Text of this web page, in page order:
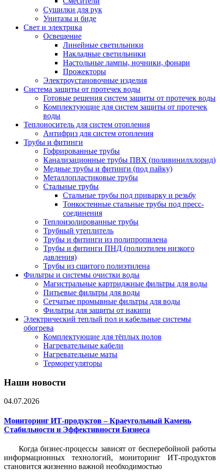
Сушилки для рук
Унитазы и биде
Свет и электрика
Освещение
Линейные светильники
Накладные светильники
Настольные лампы, ночники, фонари
Прожекторы
Электроустановочные изделия
Система защиты от протечек воды
Готовые решения систем защиты от протечек воды
Комплектующие для систем защиты от протечек
воды
Теплоноситель для систем отопления
Антифриз для систем отопления
Трубы и фитинги
Гофрированные трубы
Канализационные трубы ПВХ (поливинилхлорид)
Медные трубы и фитинги (под пайку)
Металлопластиковые трубы
Стальные трубы
Стальные трубы под приварку и резьбу
Тонкостенные стальные трубы под пресс-
соединения
Теплоизолированные трубы
Трубный утеплитель
Трубы и фитинги из полипропилена
Трубы и фитинги ПНД (полиэтилен низкого
давления)
Трубы из сшитого полиэтилена
Фильтры и системы очистки воды
Магистральные картриджные фильтры для воды
Питьевые фильтры для воды
Сетчатые промывные фильтры для воды
Фильтры для защиты от накипи
Электрический теплый пол и кабельные системы
обогрева
Комплектующие для тёплых полов
Нагревательные кабели
Нагревательные маты
Терморегуляторы
Наши новости
04.07.2026
Мониторинг ИТ-продуктов – Краеугольный Камень
Стабильности и Эффективности Бизнеса
Когда бизнес-процессы зависят от бесперебойной работы
информационных технологий, мониторинг ИТ-продуктов
становится жизненно важной необходимостью